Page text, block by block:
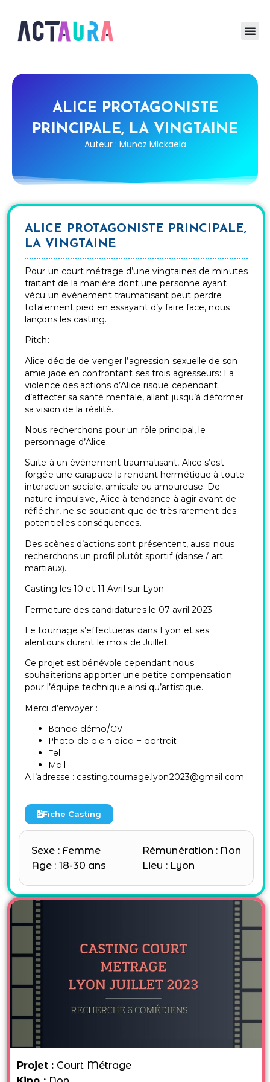
ALICE PROTAGONISTE
PRINCIPALE, LA VINGTAINE
Auteur : Munoz Mickaëla
ALICE PROTAGONISTE PRINCIPALE,
LA VINGTAINE
Pour un court métrage d’une vingtaines de minutes
traitant de la manière dont une personne ayant
vécu un évènement traumatisant peut perdre
totalement pied en essayant d’y faire face, nous
lançons les casting.
Pitch:
Alice décide de venger l’agression sexuelle de son
amie jade en confrontant ses trois agresseurs: La
violence des actions d’Alice risque cependant
d’affecter sa santé mentale, allant jusqu’à déformer
sa vision de la réalité.
Nous recherchons pour un rôle principal, le
personnage d’Alice:
Suite à un événement traumatisant, Alice s’est
forgée une carapace la rendant hermétique à toute
interaction sociale, amicale ou amoureuse. De
nature impulsive, Alice à tendance à agir avant de
réfléchir, ne se souciant que de très rarement des
potentielles conséquences.
Des scènes d’actions sont présentent, aussi nous
recherchons un profil plutôt sportif (danse / art
martiaux).
Casting les 10 et 11 Avril sur Lyon
Fermeture des candidatures le 07 avril 2023
Le tournage s’effectueras dans Lyon et ses
alentours durant le mois de Juillet.
Ce projet est bénévole cependant nous
souhaiterions apporter une petite compensation
pour l’équipe technique ainsi qu’artistique.
Merci d’envoyer :
Bande démo/CV
Photo de plein pied + portrait
Tel
Mail
A l’adresse : casting.tournage.lyon2023@gmail.com
Fiche Casting
Sexe : Femme
Age : 18-30 ans
Rémunération : Non
Lieu : Lyon
Projet : Court Métrage